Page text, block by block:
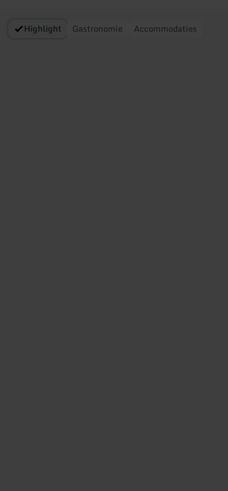
Highlight Gastronomie Accommodaties